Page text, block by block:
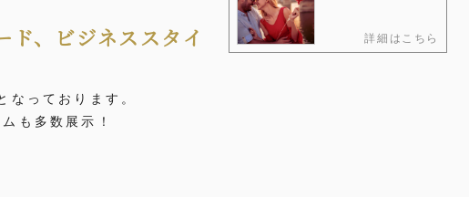
、ビジネススタイ
っております。
も多数展示！
詳細はこちら